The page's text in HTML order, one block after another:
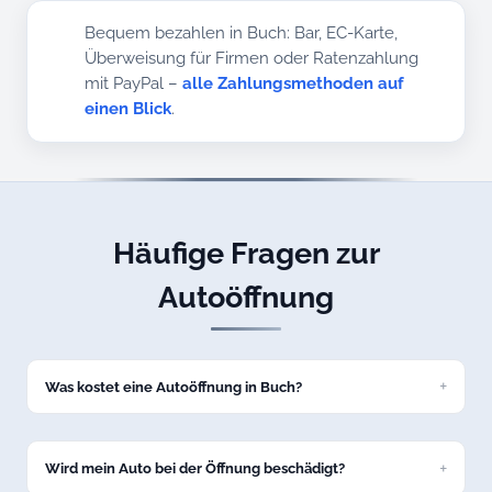
Bequem bezahlen in Buch: Bar, EC-Karte,
Überweisung für Firmen oder Ratenzahlung
mit PayPal –alle Zahlungsmethoden auf
einen Blick.
Häufige Fragen zur
Autoöffnung
Was kostet eine Autoöffnung in Buch?
Festpreis. Den genauen Preis nennen wir Ihnen am Telefon,
bevor wir nach Buch losfahren.
Wird mein Auto bei der Öffnung beschädigt?